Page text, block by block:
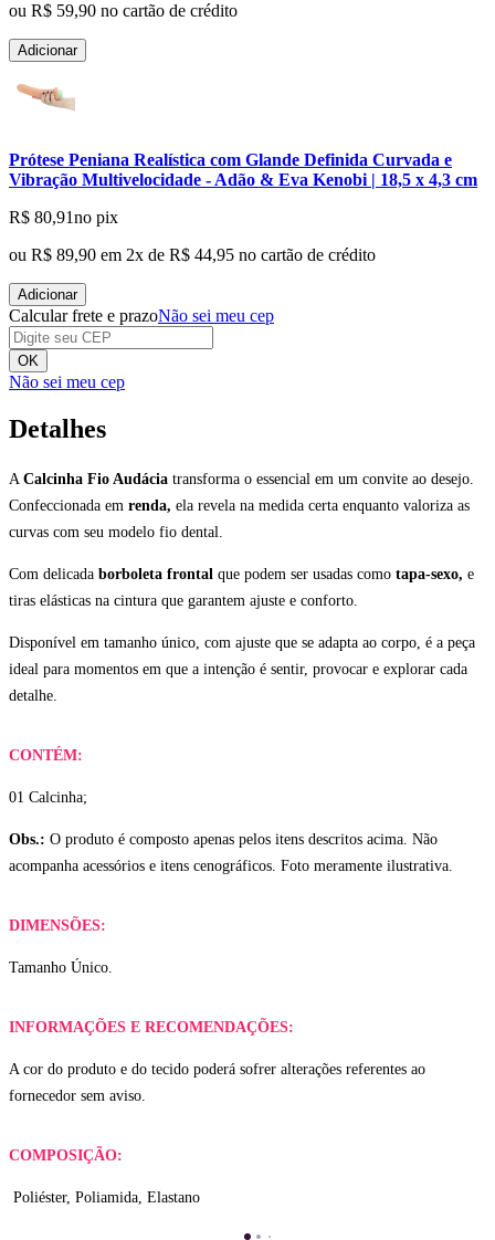
ou R$ 59,90 no cartão de crédito
Adicionar
Prótese Peniana Realística com Glande Definida Curvada e
Vibração Multivelocidade - Adão & Eva Kenobi | 18,5 x 4,3 cm
R$ 80,91no pix
ou R$ 89,90 em 2x de R$ 44,95 no cartão de crédito
Adicionar
Calcular frete e prazoNão sei meu cep
OK
Não sei meu cep
Detalhes
A Calcinha Fio Audácia transforma o essencial em um convite ao desejo.
Confeccionada em renda, ela revela na medida certa enquanto valoriza as
curvas com seu modelo fio dental.
Com delicada borboleta frontal que podem ser usadas como tapa-sexo, e
tiras elásticas na cintura que garantem ajuste e conforto.
Disponível em tamanho único, com ajuste que se adapta ao corpo, é a peça
ideal para momentos em que a intenção é sentir, provocar e explorar cada
detalhe.
CONTÉM:
01 Calcinha;
Obs.: O produto é composto apenas pelos itens descritos acima. Não
acompanha acessórios e itens cenográficos. Foto meramente ilustrativa.
DIMENSÕES:
Tamanho Único.
INFORMAÇÕES E RECOMENDAÇÕES:
A cor do produto e do tecido poderá sofrer alterações referentes ao
fornecedor sem aviso.
COMPOSIÇÃO:
Poliéster, Poliamida, Elastano